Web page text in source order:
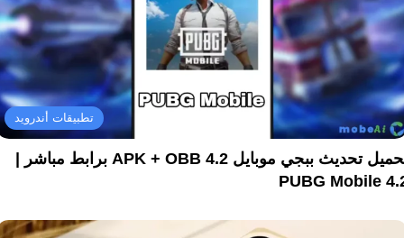
تطبيقات أندرويد
تحميل تحديث ببجي موبايل 4.2 APK + OBB برابط مباشر |
PUBG Mobile